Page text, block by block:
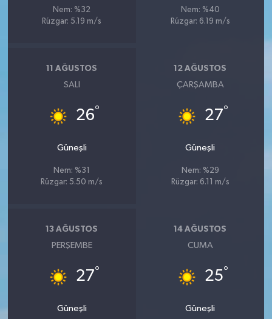
Nem: %32
Rüzgar: 5.19 m/s
Nem: %40
Rüzgar: 6.19 m/s
11 AĞUSTOS
SALI
26°
Güneşli
Nem: %31
Rüzgar: 5.50 m/s
12 AĞUSTOS
ÇARŞAMBA
27°
Güneşli
Nem: %29
Rüzgar: 6.11 m/s
13 AĞUSTOS
PERŞEMBE
27°
Güneşli
14 AĞUSTOS
CUMA
25°
Güneşli